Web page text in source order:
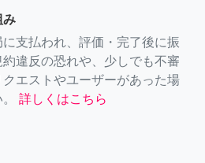
み
支払われ、評価・完了後に振
違反の恐れや、少しでも不審
エストやユーザーがあった場
詳しくはこちら